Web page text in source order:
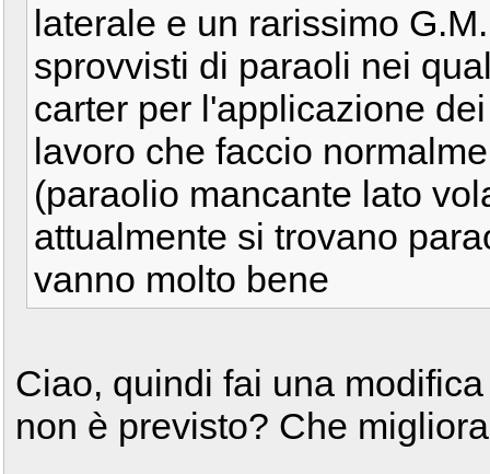
laterale e un rarissimo
sprovvisti di paraoli nei
carter per l'applicazione
lavoro che faccio
(paraolio mancante lato
attualmente si trovano
vanno molto bene
Ciao, quindi fai una
non è previsto? Che